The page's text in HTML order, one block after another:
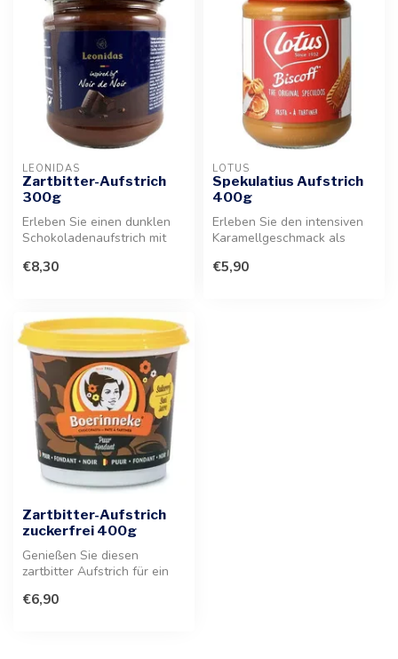
LEONIDAS
Zartbitter-Aufstrich
300g
Erleben Sie einen dunklen
Schokoladenaufstrich mit
hoch...
€8,30
LOTUS
Spekulatius Aufstrich
400g
Erleben Sie den intensiven
Karamellgeschmack als
Gen...
€5,90
Zartbitter-Aufstrich
zuckerfrei 400g
Genießen Sie diesen
zartbitter Aufstrich für ein
perfek...
€6,90